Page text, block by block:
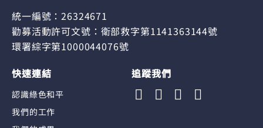
統一編號：26324671
勸募活動許可文號：衛部救字第1141363144號
環署綜字第1000044076號
快速連結
認識綠色和平
我們的工作
追蹤我們